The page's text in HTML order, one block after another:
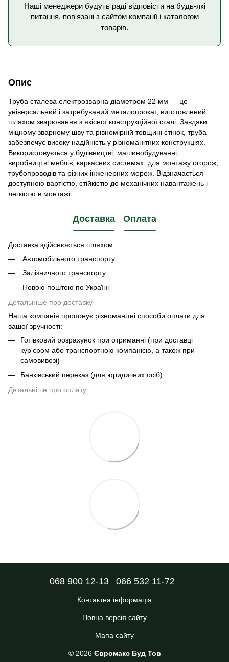
Наші менеджери будуть раді відповісти на будь-які
питання, пов'язані з сайтом компанії і каталогом
товарів.
Опис
Труба сталева електрозварна діаметром 22 мм — це
універсальний і затребуваний металопрокат, виготовлений
шляхом зварювання з якісної конструкційної сталі. Завдяки
міцному зварному шву та рівномірній товщині стінок, труба
забезпечує високу надійність у різноманітних конструкціях.
Використовується у будівництві, машинобудуванні,
виробництві меблів, каркасних системах, для монтажу огорож,
трубопроводів та різних інженерних мереж. Відзначається
доступною вартістю, стійкістю до механічних навантажень і
легкістю в монтажі.
Доставка Оплата
Доставка здійснюється шляхом:
Автомобільного транспорту
Залізничного транспорту
Новою поштою по Україні
Детальніше про доставку
Наша компанія пропонує різноманітні способи оплати для
вашої зручності:
Готівковий розрахунок при отриманні (при доставці
кур'єром або транспортною компанією, а також при
самовивозі)
Банківський переказ (для юридичних осіб)
Детальніше про оплату
068 900 12-13 066 532 11-72
Контактна інформація
Повна версія сайту
Мапа сайту
© 2026 Євромакс Буд Тов